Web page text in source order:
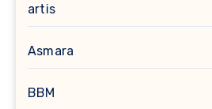
artis
Asmara
BBM